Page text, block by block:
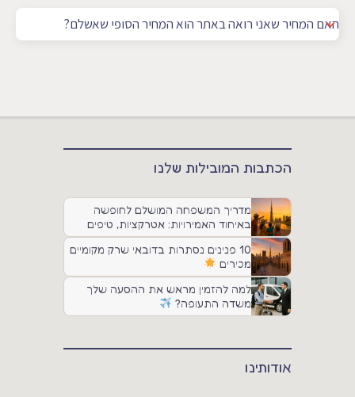
האם המחיר שאני רואה באתר הוא המחיר הסופי שאשלם?
הכתבות המובילות שלנו
מדריך המשפחה המושלם לחופשה
באיחוד האמירויות: אטרקציות, טיפים
ותחבורה
10 פנינים נסתרות בדובאי שרק מקומיים
מכירים
למה להזמין מראש את ההסעה שלך
משדה התעופה?
אודותינו